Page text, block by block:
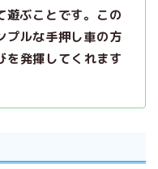
遊ぶことです。この
プルな手押し車の方
を発揮してくれます